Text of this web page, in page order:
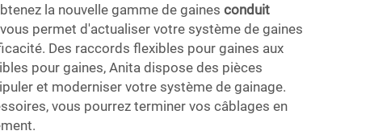
la nouvelle gamme de gaines conduit
permet d'actualiser votre système de gaines
Des raccords flexibles pour gaines aux
pour gaines, Anita dispose des pièces
et moderniser votre système de gainage.
vous pourrez terminer vos câblages en